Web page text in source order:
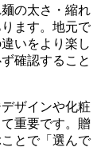
の太さ・縮れ
ます。地元で
いをより楽し
確認すること
ザインや化粧
重要です。贈
とで「選んで